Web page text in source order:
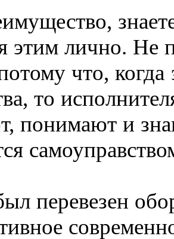
этим лично. Не
что,
то
понимают и
перевезен